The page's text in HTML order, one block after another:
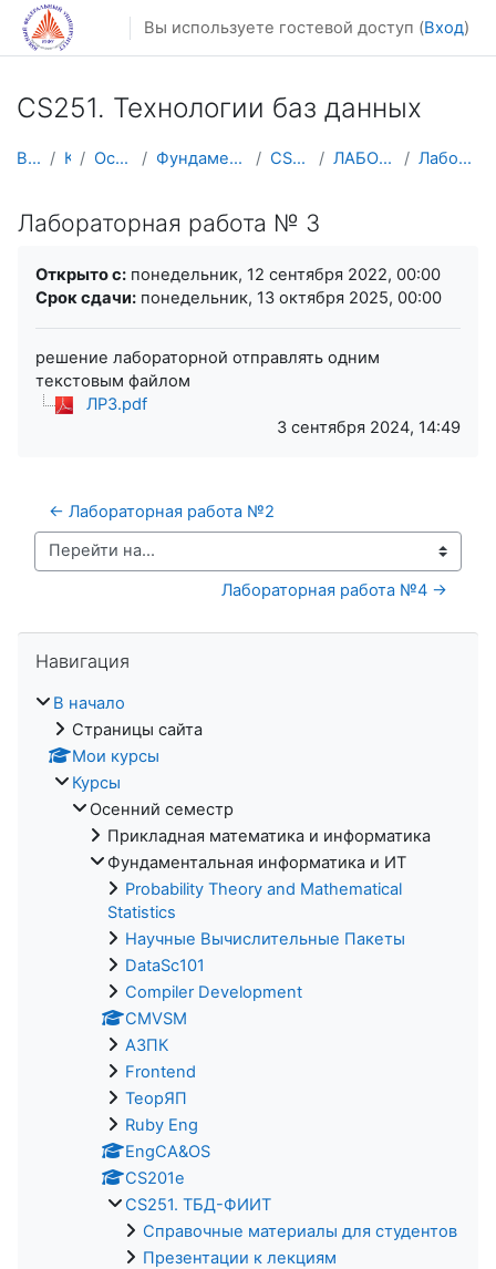
Перейти к основному содержанию
Вы используете гостевой доступ (Вход)
CS251. Технологии баз данных
В начало Курсы Осенний семестр Фундаментальная информатика и ИТ CS251. ТБД-ФИИТ ЛАБОРАТОРНЫЕ ЗАНЯТИЯ Лабораторная работа № 3
Лабораторная работа № 3
Открыто с: понедельник, 12 сентября 2022, 00:00
Срок сдачи: понедельник, 13 октября 2025, 00:00
решение лабораторной отправлять одним
текстовым файлом
ЛР3.pdf
3 сентября 2024, 14:49
← Лабораторная работа №2
Перейти на...
Лабораторная работа №4 →
Навигация
В начало
Страницы сайта
Мои курсы
Курсы
Осенний семестр
Прикладная математика и информатика
Фундаментальная информатика и ИТ
Probability Theory and Mathematical
Statistics
Научные Вычислительные Пакеты
DataSc101
Compiler Development
CMVSM
АЗПК
Frontend
ТеорЯП
Ruby Eng
EngCA&OS
CS201e
CS251. ТБД-ФИИТ
Справочные материалы для студентов
Презентации к лекциям